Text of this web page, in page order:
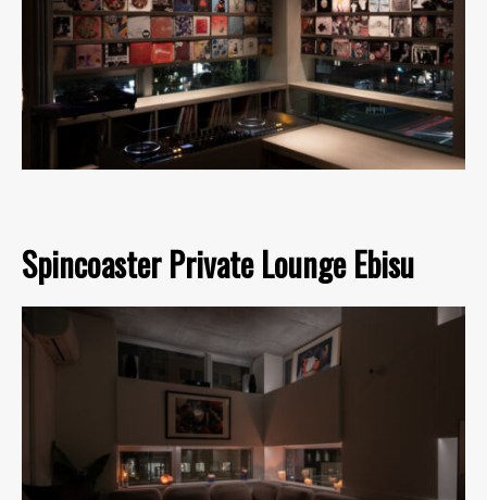
Spincoaster Private Lounge Ebisu